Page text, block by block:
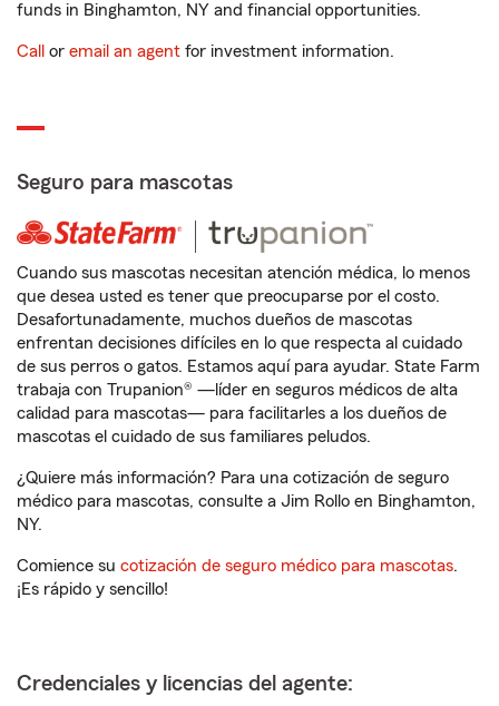
funds in Binghamton, NY and financial opportunities.
Call or email an agent for investment information.
Seguro para mascotas
Cuando sus mascotas necesitan atención médica, lo menos
que desea usted es tener que preocuparse por el costo.
Desafortunadamente, muchos dueños de mascotas
enfrentan decisiones difíciles en lo que respecta al cuidado
de sus perros o gatos. Estamos aquí para ayudar. State Farm
trabaja con Trupanion® —líder en seguros médicos de alta
calidad para mascotas— para facilitarles a los dueños de
mascotas el cuidado de sus familiares peludos.
¿Quiere más información? Para una cotización de seguro
médico para mascotas, consulte a Jim Rollo en Binghamton,
NY.
Comience su cotización de seguro médico para mascotas.
¡Es rápido y sencillo!
Credenciales y licencias del agente: